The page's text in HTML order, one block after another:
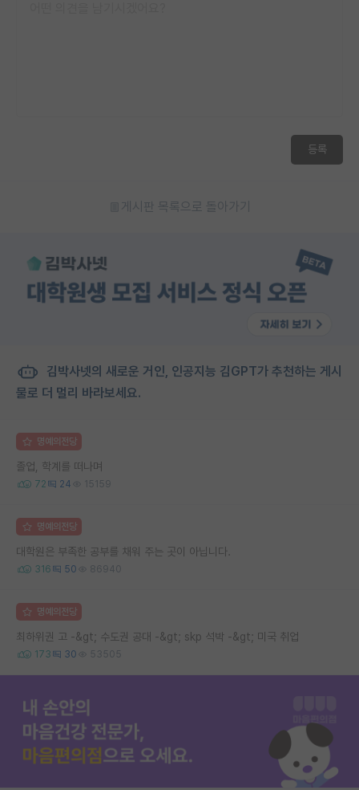
등록
게시판 목록으로 돌아가기
김박사넷의 새로운 거인, 인공지능 김GPT가 추천하는 게시
물로 더 멀리 바라보세요.
명예의전당
졸업, 학계를 떠나며
72 24 15159
명예의전당
대학원은 부족한 공부를 채워 주는 곳이 아닙니다.
316 50 86940
명예의전당
최하위권 고 -&gt; 수도권 공대 -&gt; skp 석박 -&gt; 미국 취업
173 30 53505